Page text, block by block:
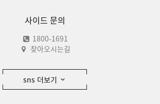
사이드 문의
1800-1691
찾아오시는길
sns 더보기